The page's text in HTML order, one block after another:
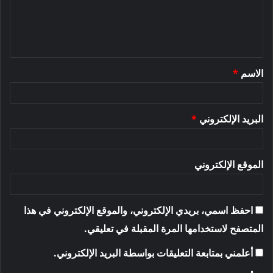
*
الاسم *
البريد الإلكتروني *
الموقع الإلكتروني
احفظ اسمي، بريدي الإلكتروني، والموقع الإلكتروني في هذا
المتصفح لاستخدامها المرة المقبلة في تعليقي.
أعلمني بمتابعة التعليقات بواسطة البريد الإلكتروني.